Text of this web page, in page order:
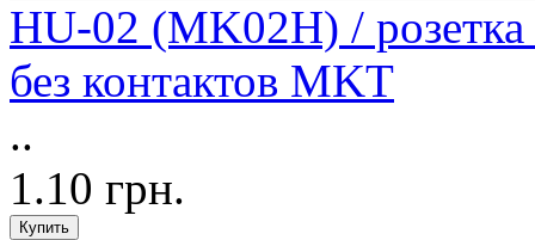
HU-02 (MK02H) /
без контактов MKT
..
1.10 грн.